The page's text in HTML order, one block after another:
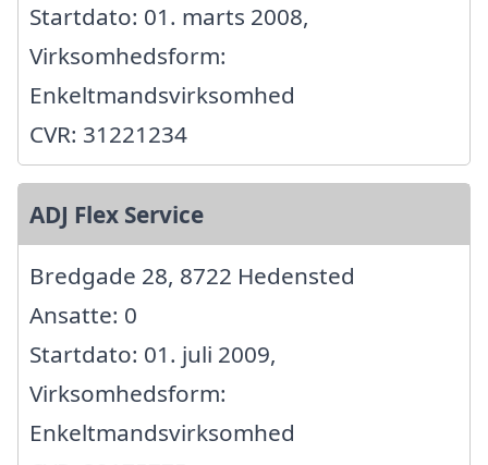
Startdato: 01. marts 2008,
Virksomhedsform:
Enkeltmandsvirksomhed
CVR: 31221234
ADJ Flex Service
Bredgade 28, 8722 Hedensted
Ansatte: 0
Startdato: 01. juli 2009,
Virksomhedsform:
Enkeltmandsvirksomhed